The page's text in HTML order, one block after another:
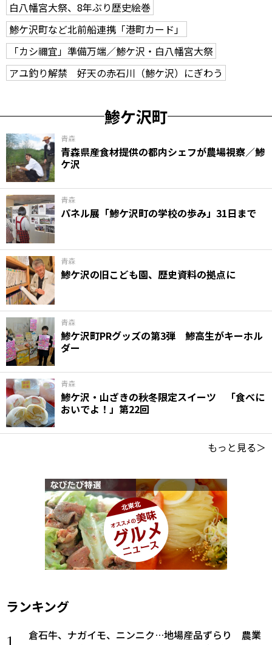
白八幡宮大祭、8年ぶり歴史絵巻
鯵ケ沢町など北前船連携「港町カード」
「カシ禰宜」準備万端／鯵ケ沢・白八幡宮大祭
アユ釣り解禁 好天の赤石川（鯵ケ沢）にぎわう
鯵ケ沢町
青森
青森県産食材提供の都内シェフが農場視察／鯵
ケ沢
青森
パネル展「鯵ケ沢町の学校の歩み」31日まで
青森
鯵ケ沢の旧こども園、歴史資料の拠点に
青森
鯵ケ沢町PRグッズの第3弾 鯵高生がキーホル
ダー
青森
鯵ケ沢・山ざきの秋冬限定スイーツ 「食べに
おいでよ！」第22回
もっと見る＞
ランキング
倉石牛、ナガイモ、ニンニク…地場産品ずらり 農業